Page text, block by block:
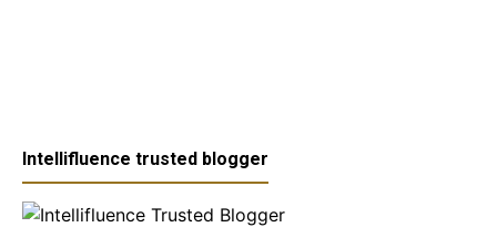
Intellifluence trusted blogger